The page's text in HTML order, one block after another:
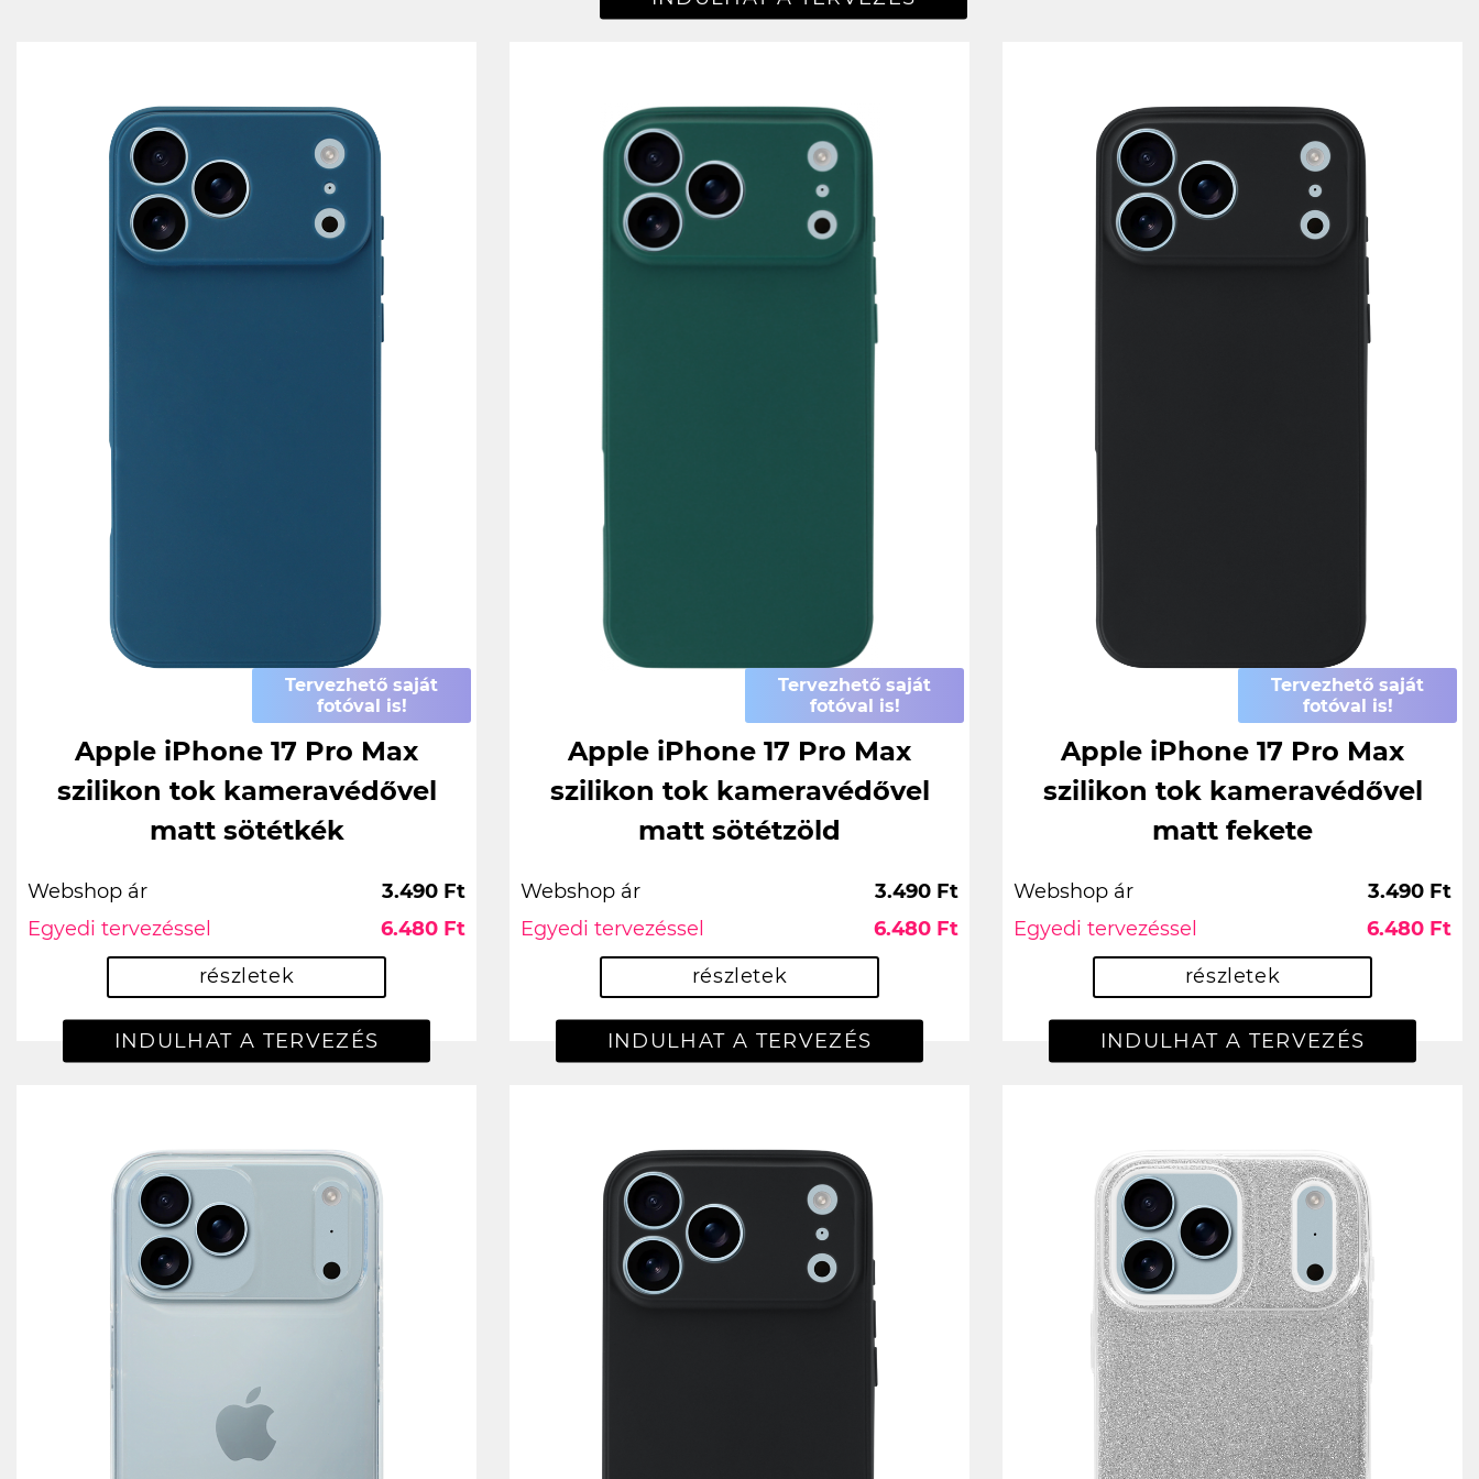
Tervezhető saját
fotóval is!
Apple iPhone 17 Pro Max
szilikon tok kameravédővel
matt sötétkék
Webshop ár
3.490 Ft
Egyedi tervezéssel
6.480 Ft
részletek
INDULHAT A TERVEZÉS
Tervezhető saját
fotóval is!
Apple iPhone 17 Pro Max
szilikon tok kameravédővel
matt sötétzöld
Webshop ár
3.490 Ft
Egyedi tervezéssel
6.480 Ft
részletek
INDULHAT A TERVEZÉS
Tervezhető saját
fotóval is!
Apple iPhone 17 Pro Max
szilikon tok kameravédővel
matt fekete
Webshop ár
3.490 Ft
Egyedi tervezéssel
6.480 Ft
részletek
INDULHAT A TERVEZÉS